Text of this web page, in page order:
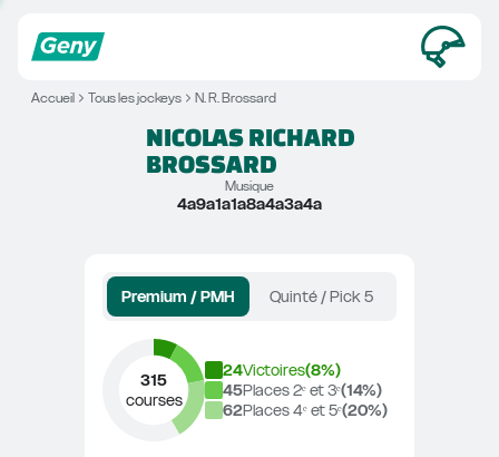
Accueil Tous les jockeys N. R. Brossard
NICOLAS RICHARD
BROSSARD
Musique
4a9a1a1a8a4a3a4a
Premium / PMH Quinté / Pick 5
315
courses
24Victoires(8%)
45Places 2ᵉ et 3ᵉ(14%)
62Places 4ᵉ et 5ᵉ(20%)